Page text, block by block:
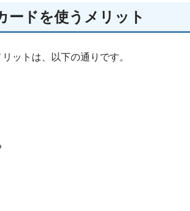
ードを使うメリット
ットは、以下の通りです。